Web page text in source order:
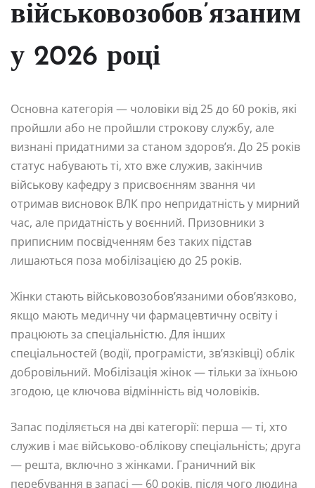
військовозобов’язаним
у 2026 році
Основна категорія — чоловіки від 25 до 60 років, які
пройшли або не пройшли строкову службу, але
визнані придатними за станом здоров’я. До 25 років
статус набувають ті, хто вже служив, закінчив
військову кафедру з присвоєнням звання чи
отримав висновок ВЛК про непридатність у мирний
час, але придатність у воєнний. Призовники з
приписним посвідченням без таких підстав
лишаються поза мобілізацією до 25 років.
Жінки стають військовозобов’язаними обов’язково,
якщо мають медичну чи фармацевтичну освіту і
працюють за спеціальністю. Для інших
спеціальностей (водії, програмісти, зв’язківці) облік
добровільний. Мобілізація жінок — тільки за їхньою
згодою, це ключова відмінність від чоловіків.
Запас поділяється на дві категорії: перша — ті, хто
служив і має військово-облікову спеціальність; друга
— решта, включно з жінками. Граничний вік
перебування в запасі — 60 років, після чого людина